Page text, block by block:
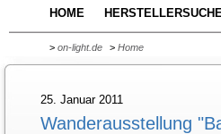
HOME
> on-light.de > Home
25. Januar 2011
Wanderausstellung